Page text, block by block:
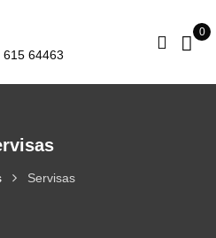
615 64463
0
Servisas